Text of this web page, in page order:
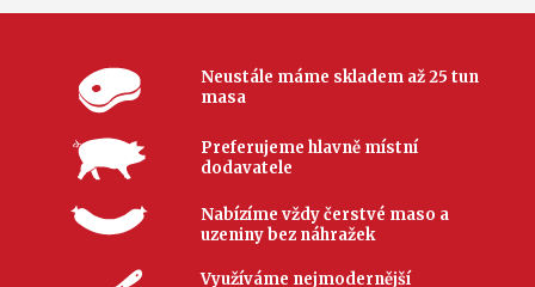
Neustále máme skladem až 25 tun
masa
Preferujeme hlavně místní
dodavatele
Nabízíme vždy čerstvé maso a
uzeniny bez náhražek
Využíváme nejmodernější